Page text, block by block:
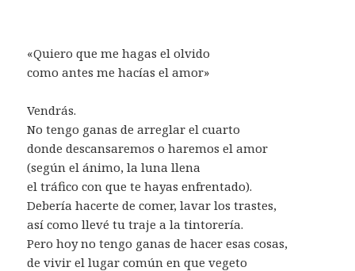
«Quiero que me hagas el olvido
como antes me hacías el amor»
Vendrás.
No tengo ganas de arreglar el cuarto
donde descansaremos o haremos el amor
(según el ánimo, la luna llena
el tráfico con que te hayas enfrentado).
Debería hacerte de comer, lavar los trastes,
así como llevé tu traje a la tintorería.
Pero hoy no tengo ganas de hacer esas cosas,
de vivir el lugar común en que vegeto